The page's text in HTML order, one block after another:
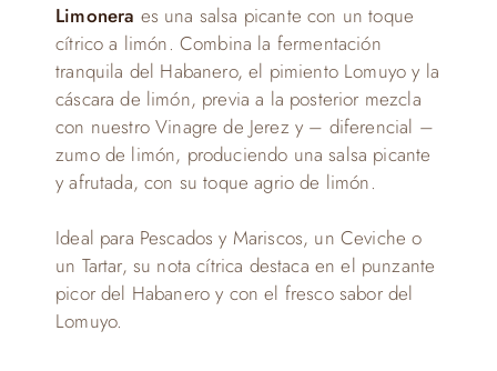
Limonera es una salsa picante con un toque
cítrico a limón. Combina la fermentación
tranquila del Habanero, el pimiento Lomuyo y la
cáscara de limón, previa a la posterior mezcla
con nuestro Vinagre de Jerez y – diferencial –
zumo de limón, produciendo una salsa picante
y afrutada, con su toque agrio de limón.
Ideal para Pescados y Mariscos, un Ceviche o
un Tartar, su nota cítrica destaca en el punzante
picor del Habanero y con el fresco sabor del
Lomuyo.